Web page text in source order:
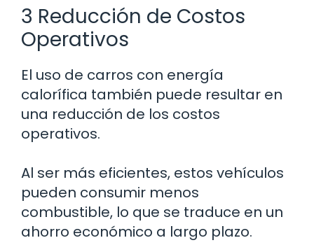
3 Reducción de Costos
Operativos
El uso de carros con energía
calorífica también puede resultar en
una reducción de los costos
operativos.
Al ser más eficientes, estos vehículos
pueden consumir menos
combustible, lo que se traduce en un
ahorro económico a largo plazo.